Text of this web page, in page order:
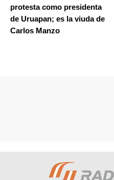
protesta como presidenta
de Uruapan; es la viuda de
Carlos Manzo